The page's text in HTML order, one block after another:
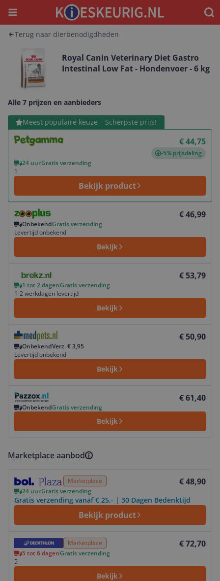
Menu
Terug naar dierbenodigdheden
Royal Canin Veterinary Diet Gastro
Intestinal Low Fat - Hondenvoer - 6 kg
Alle 7 prijzen en aanbieders
Meest populaire keuze – Scherpste prijs!
€ 44,75
-5% prijsdaling
24 uurGratis verzending
1
Bekijk product
Bekijk product
€ 46,99
OnbekendGratis verzending
Levertijd onbekend
Bekijk
Bekijk product
€ 53,79
1 tot 2 dagenGratis verzending
1-2 werkdagen levertijd
Bekijk
€ 50,90
OnbekendVerz. € 3,95
Levertijd onbekend
Bekijk
Bekijk product
€ 61,40
OnbekendGratis verzending
Bekijk
Bekijk product
Marketplace aanbod
Marketplace € 48,90
24 uurGratis verzending
Gratis verzending vanaf € 25,- | 30 Dagen Bedenktijd
Bekijk product
Marketplace € 72,70
5 tot 6 dagenGratis verzending
5
Bekijk
Bekijk product